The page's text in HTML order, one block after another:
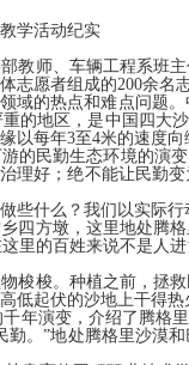
学活动纪实
教师、车辆工程系班
志愿者组成的200余
域的热点和难点问题
的地区，是中国四大
以每年3至4米的速度
的民勤生态环境的演
理好；绝不能让民勤
些什么？我们以实际
四方墩，这里地处腾
里的百姓来说不是人
梭梭。种植之前，拯
低起伏的沙地上干得
年演变，介绍了腾格
。”地处腾格里沙漠